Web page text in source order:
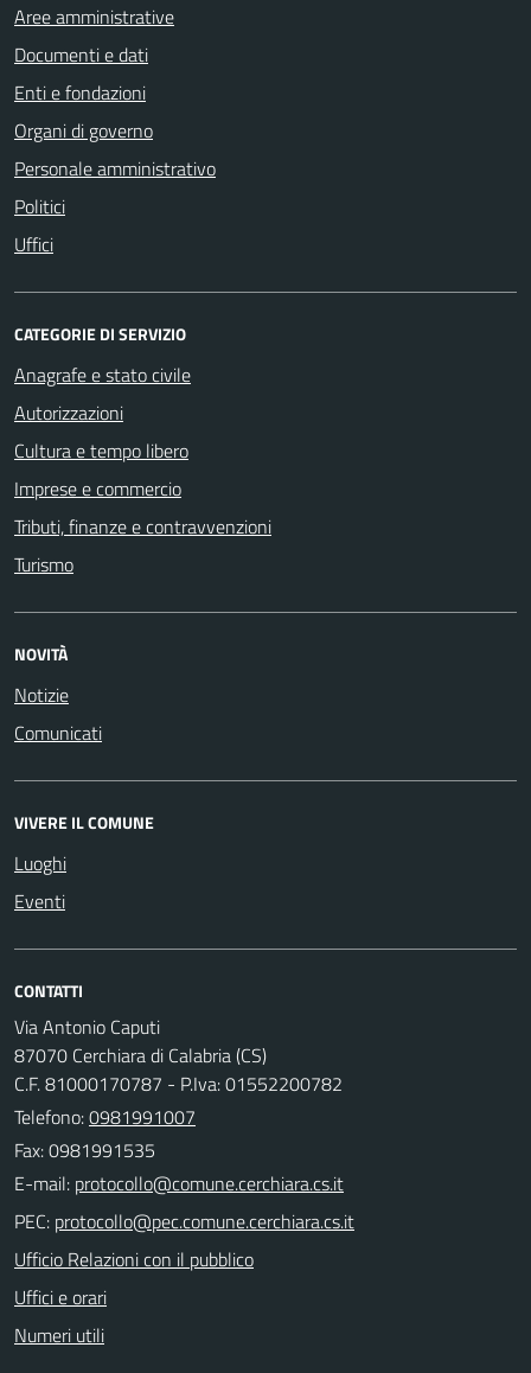
Aree amministrative
Documenti e dati
Enti e fondazioni
Organi di governo
Personale amministrativo
Politici
Uffici
CATEGORIE DI SERVIZIO
Anagrafe e stato civile
Autorizzazioni
Cultura e tempo libero
Imprese e commercio
Tributi, finanze e contravvenzioni
Turismo
NOVITÀ
Notizie
Comunicati
VIVERE IL COMUNE
Luoghi
Eventi
CONTATTI
Via Antonio Caputi
87070 Cerchiara di Calabria (CS)
C.F. 81000170787 - P.Iva: 01552200782
Telefono:0981991007
Fax: 0981991535
E-mail:
PEC:
Ufficio Relazioni con il pubblico
Uffici e orari
Numeri utili